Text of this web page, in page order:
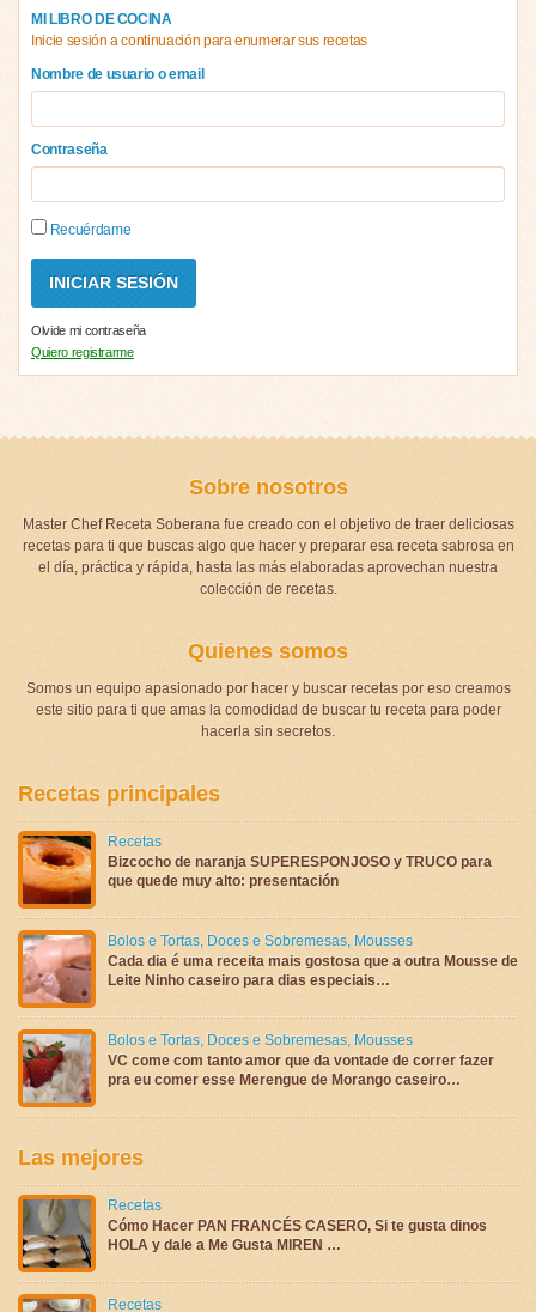
MI LIBRO DE COCINA
Inicie sesión a continuación para enumerar sus recetas
Nombre de usuario o email
Contraseña
Recuérdame
Olvide mi contraseña
Quiero registrarme
Sobre nosotros
Master Chef Receta Soberana fue creado con el objetivo de traer deliciosas
recetas para ti que buscas algo que hacer y preparar esa receta sabrosa en
el día, práctica y rápida, hasta las más elaboradas aprovechan nuestra
colección de recetas.
Quienes somos
Somos un equipo apasionado por hacer y buscar recetas por eso creamos
este sitio para ti que amas la comodidad de buscar tu receta para poder
hacerla sin secretos.
Recetas principales
Recetas
Bizcocho de naranja SUPERESPONJOSO y TRUCO para
que quede muy alto: presentación
Bolos e Tortas, Doces e Sobremesas, Mousses
Cada dia é uma receita mais gostosa que a outra Mousse de
Leite Ninho caseiro para dias especiais…
Bolos e Tortas, Doces e Sobremesas, Mousses
VC come com tanto amor que da vontade de correr fazer
pra eu comer esse Merengue de Morango caseiro…
Las mejores
Recetas
Cómo Hacer PAN FRANCÉS CASERO, Si te gusta dinos
HOLA y dale a Me Gusta MIREN …
Recetas